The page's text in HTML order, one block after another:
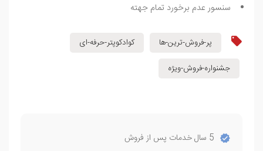
سنسور عدم برخورد تمام جهته
پر-فروش-ترین-ها
کوادکوپتر-حرفه-ای
جشنواره-فروش-ویژه
5 سال خدمات پس از فروش